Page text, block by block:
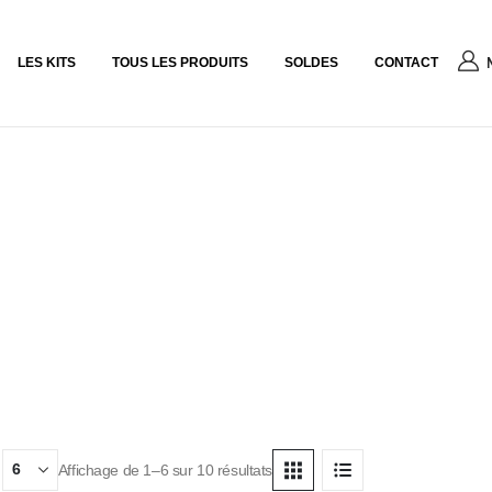
LES KITS TOUS LES PRODUITS SOLDES CONTACT
Affichage de 1–6 sur 10 résultats